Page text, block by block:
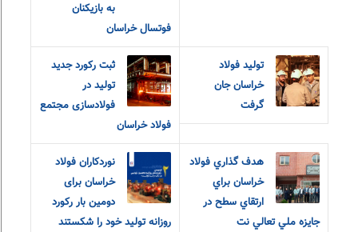
به بازیکنان
فوتسال خراسان
تولید فولاد
خراسان جان
گرفت
ثبت رکورد جدید
تولید در
فولادسازی مجتمع
فولاد خراسان
هدف گذاري فولاد
خراسان براي
جايزه ملي تعالي نت
نوردکاران فولاد
خراسان برای
دومین بار رکورد
روزانه تولید خود را شکستند